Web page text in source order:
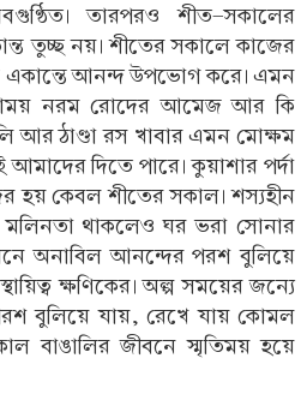
তারপরও শীত-সকালের
তুচ্ছ নয়। শীতের সকালে কাজের
একান্তে আনন্দ উপভোগ করে। এমন
নরম রোদের আমেজ আর কি
আর ঠাণ্ডা রস খাবার এমন মোক্ষম
দিতে পারে। কুয়াশার পর্দা
হয় কেবল শীতের সকাল। শস্যহীন
থাকলেও ঘর ভরা সোনার
অনাবিল আনন্দের পরশ বুলিয়ে
ক্ষণিকের। অল্প সময়ের জন্যে
বুলিয়ে যায়, রেখে যায় কোমল
বাঙালির জীবনে স্মৃতিময় হয়ে